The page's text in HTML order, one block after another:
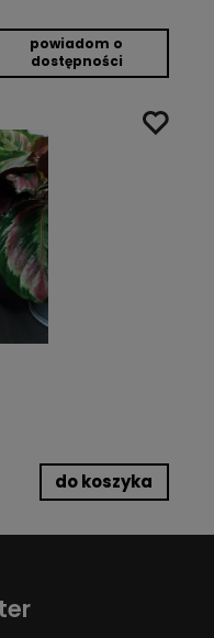
powiadom o
dostępności
do koszyka